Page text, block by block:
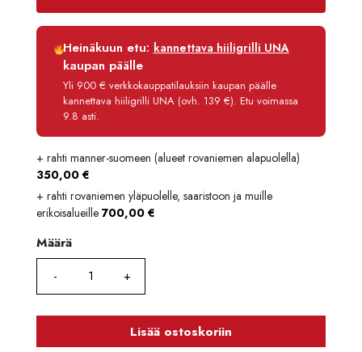
Luottoaika
12 kk
Korko
Käsittelymaksu
3,90 €/kk
Maksettava yhteensä
5 652,80 €
Heinäkuun etu: kannettava hiiligrilli UNA
kaupan päälle
Yli 900 € verkkokauppatilauksiin kaupan päälle
kannettava hiiligrilli UNA (ovh. 139 €). Etu voimassa
9.8 asti.
+ rahti manner-suomeen (alueet rovaniemen alapuolella)
350,00 €
+ rahti rovaniemen yläpuolelle, saaristoon ja muille
erikoisalueille 700,00 €
Määrä
Määrä
Lisää ostoskoriin